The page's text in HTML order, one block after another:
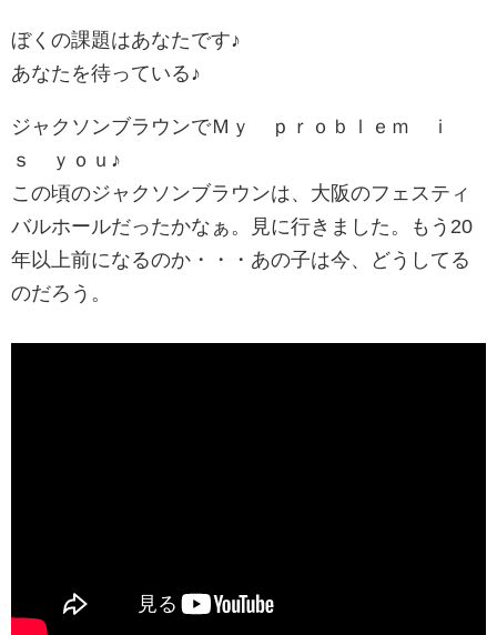
ぼくの課題はあなたです♪
あなたを待っている♪
ジャクソンブラウンでＭｙ ｐｒｏｂｌｅｍ ｉ
ｓ ｙｏｕ♪
この頃のジャクソンブラウンは、大阪のフェスティ
バルホールだったかなぁ。見に行きました。もう20
年以上前になるのか・・・あの子は今、どうしてる
のだろう。